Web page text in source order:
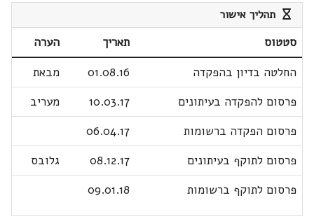
תהליך אישור
סטטוס תאריך
הערה
החלטה בדיון בהפקדה
01.08.16
מבאת
פרסום להפקדה בעיתונים
10.03.17
מעריב
פרסום הפקדה ברשומות
06.04.17
פרסום לתוקף בעיתונים
08.12.17
גלובס
פרסום לתוקף ברשומות
09.01.18